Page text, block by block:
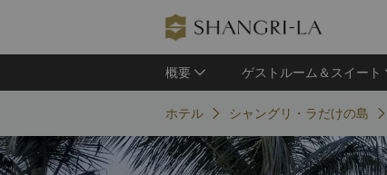
概要 ゲストルーム＆スイート
ホテル シャングリ・ラだけの島